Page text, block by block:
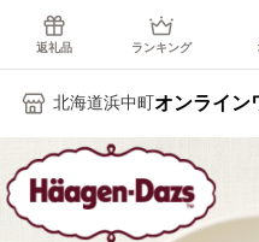
返礼品 ランキング
北海道浜中町 オンライン